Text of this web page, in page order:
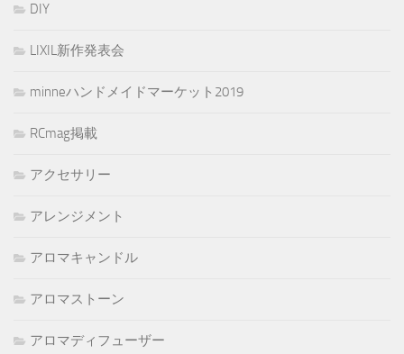
DIY
LIXIL新作発表会
minneハンドメイドマーケット2019
RCmag掲載
アクセサリー
アレンジメント
アロマキャンドル
アロマストーン
アロマディフューザー